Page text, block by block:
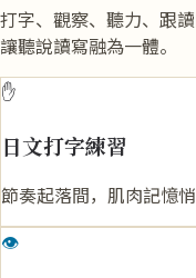
打字、觀察、聽力、跟
讓聽說讀寫融為一體。
✋
日文打字練習
節奏起落間，肌肉記憶
👁️